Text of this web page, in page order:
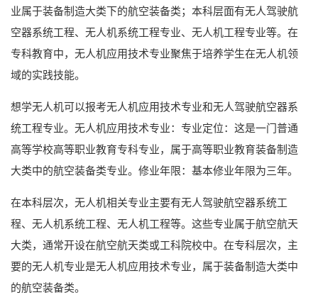
业属于装备制造大类下的航空装备类；本科层面有无人驾驶航
空器系统工程、无人机系统工程专业、无人机工程专业等。在
专科教育中，无人机应用技术专业聚焦于培养学生在无人机领
域的实践技能。
想学无人机可以报考无人机应用技术专业和无人驾驶航空器系
统工程专业。无人机应用技术专业：专业定位：这是一门普通
高等学校高等职业教育专科专业，属于高等职业教育装备制造
大类中的航空装备类专业。修业年限：基本修业年限为三年。
在本科层次，无人机相关专业主要有无人驾驶航空器系统工
程、无人机系统工程、无人机工程等。这些专业属于航空航天
大类，通常开设在航空航天类或工科院校中。在专科层次，主
要的无人机专业是无人机应用技术专业，属于装备制造大类中
的航空装备类。